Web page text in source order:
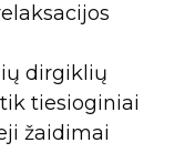
dirgiklių
tiesioginiai
žaidimai